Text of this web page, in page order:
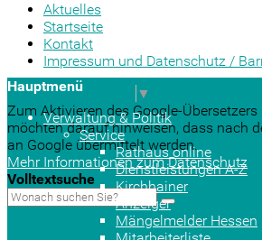
Aktuelles
Startseite
Kontakt
Impressum und Datenschutz /
Sprache auswählen
▼
Zum Aktivieren des Google-
möchten darauf hinweisen, dass nach
an Google übermittelt werden.
Mehr Informationen zum Datenschutz
Volltextsuche
Hauptmenü
Verwaltung & Politik
Service
Rathaus online
Dienstleistungen A-Z
Kirchhainer
Anzeiger
Mängelmelder Hessen